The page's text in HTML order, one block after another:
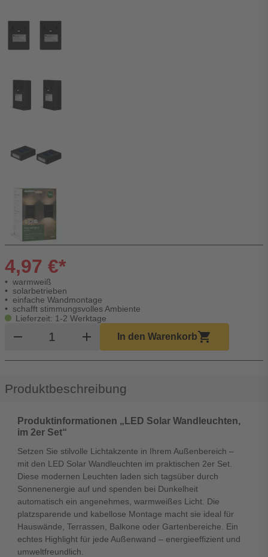
4,97 €*
warmweiß
solarbetrieben
einfache Wandmontage
schafft stimmungsvolles Ambiente
Lieferzeit: 1-2 Werktage
remove Produkt Warenkorb Menge
add In den Warenkorbshopping_cart
Produktbeschreibung
Produktinformationen „LED Solar Wandleuchten,
im 2er Set“
Setzen Sie stilvolle Lichtakzente in Ihrem Außenbereich –
mit den LED Solar Wandleuchten im praktischen 2er Set.
Diese modernen Leuchten laden sich tagsüber durch
Sonnenenergie auf und spenden bei Dunkelheit
automatisch ein angenehmes, warmweißes Licht. Die
platzsparende und kabellose Montage macht sie ideal für
Hauswände, Terrassen, Balkone oder Gartenbereiche. Ein
echtes Highlight für jede Außenwand – energieeffizient und
umweltfreundlich.